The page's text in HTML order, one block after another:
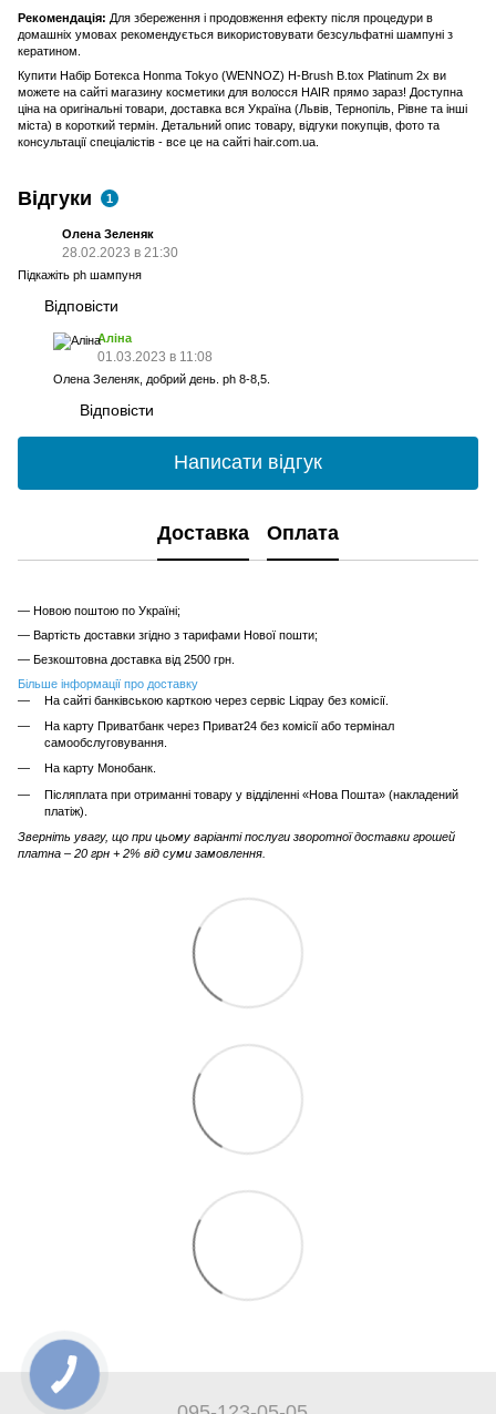
Рекомендація: Для збереження і продовження ефекту після процедури в
домашніх умовах рекомендується використовувати безсульфатні шампуні з
кератином.
Купити Набір Ботекса Honma Tokyo (WENNOZ) H-Brush B.tox Platinum 2x ви
можете на сайті магазину косметики для волосся HAIR прямо зараз! Доступна
ціна на оригінальні товари, доставка вся Україна (Львів, Тернопіль, Рівне та інші
міста) в короткий термін. Детальний опис товару, відгуки покупців, фото та
консультації спеціалістів - все це на сайті hair.com.ua
Відгуки 1
Олена Зеленяк
28.02.2023 в 21:30
Підкажіть ph шампуня
Відповісти
Аліна
01.03.2023 в 11:08
Олена Зеленяк, добрий день. ph 8-8,5.
Відповісти
Написати відгук
Доставка Оплата
— Новою поштою по Україні;
— Вартість доставки згідно з тарифами Нової пошти;
— Безкоштовна доставка від 2500 грн.
Більше інформації про доставку
На сайті банківською карткою через сервіс Liqpay без комісії.
На карту Приватбанк через Приват24 без комісії або термінал
самообслуговування.
На карту Монобанк.
Післяплата при отриманні товару у відділенні «Нова Пошта» (накладений
платіж).
Зверніть увагу, що при цьому варіанті послуги зворотної доставки грошей
платна – 20 грн + 2% від суми замовлення.